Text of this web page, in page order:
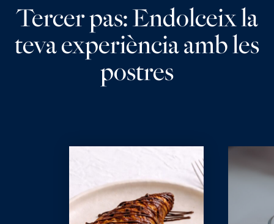
Tercer pas: Endolceix la
teva experiència amb les
postres